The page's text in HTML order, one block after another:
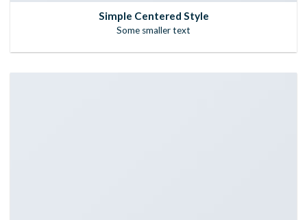
Simple Centered Style
Some smaller text